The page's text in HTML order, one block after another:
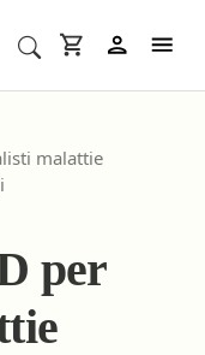
malattie
per